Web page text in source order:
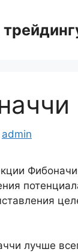
admin
лучше